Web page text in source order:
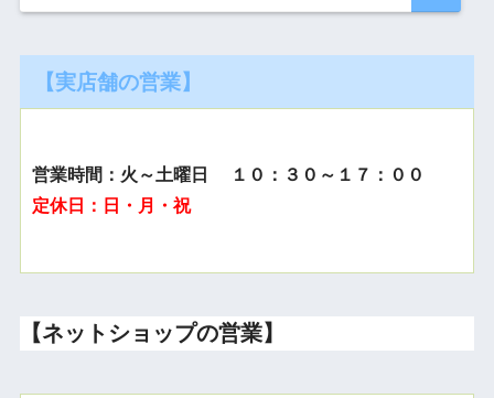
【実店舗の営業】
営業時間：火～土曜日 １０：３０～１７：００
定休日：日・月・祝
【ネットショップの営業】